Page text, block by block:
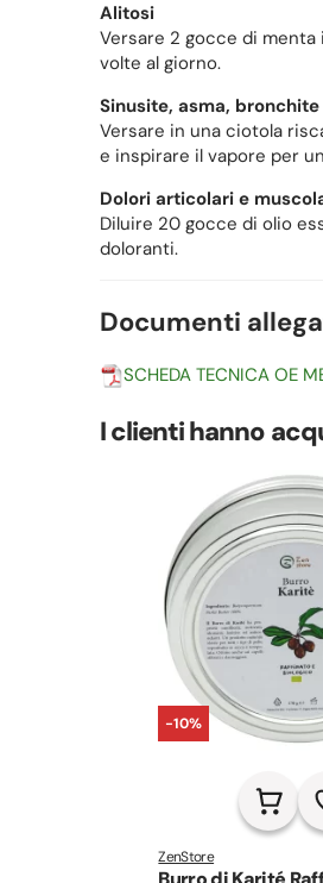
Alitosi
Versare 2 gocce di
volte al giorno.
Sinusite, asma, bronchite
Versare in una ciotola
e inspirare il vapore per
Dolori articolari e
Diluire 20 gocce di olio
doloranti.
Documenti
SCHEDA TECNICA OE
I clienti hanno
-10%
ZenStore